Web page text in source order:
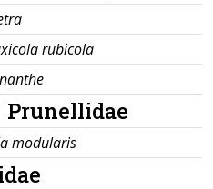
rubicola
Prunellidae
modularis